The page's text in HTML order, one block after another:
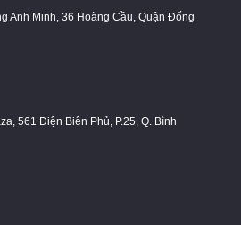
Anh Minh, 36 Hoàng Cầu, Quận Đống
561 Điện Biên Phủ, P.25, Q. Bình